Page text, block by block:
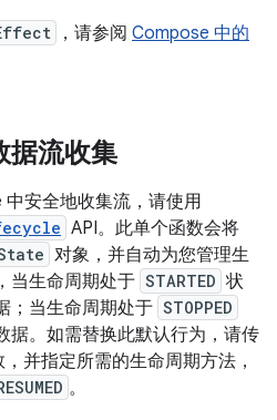
，请参阅 Compose 中的
据流收集
安全地收集流，请使用
API。此单个函数会将
对象，并自动为您管理生
当生命周期处于 STARTED 状
；当生命周期处于 STOPPED
据。如需替换此默认行为，请传
，并指定所需的生命周期方法，
。